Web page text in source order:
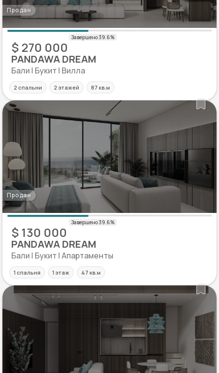
Продан
$ 270 000
PANDAWA DREAM
Бали | Букит | Вилла
2 спальни 2 этажей 87 кв.м
Продан
$ 130 000
PANDAWA DREAM
Бали | Букит | Апартаменты
1 спальня 1 этаж 47 кв.м